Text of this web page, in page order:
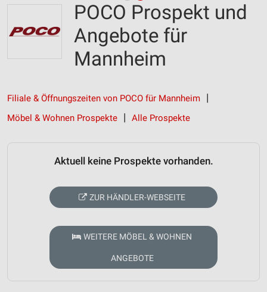
POCO Prospekt und
Angebote für
Mannheim
Filiale & Öffnungszeiten von POCO für Mannheim
Möbel & Wohnen Prospekte
Alle Prospekte
Aktuell keine Prospekte vorhanden.
ZUR HÄNDLER-WEBSEITE
WEITERE MÖBEL & WOHNEN
ANGEBOTE